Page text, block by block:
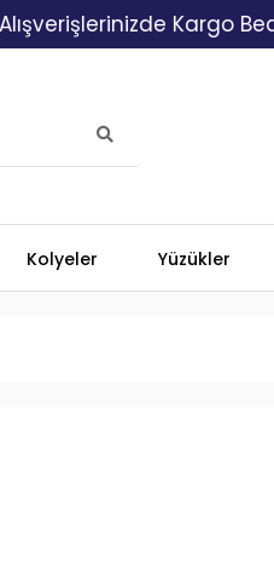
Kargo Bedava!
Kolyeler Yüzükler